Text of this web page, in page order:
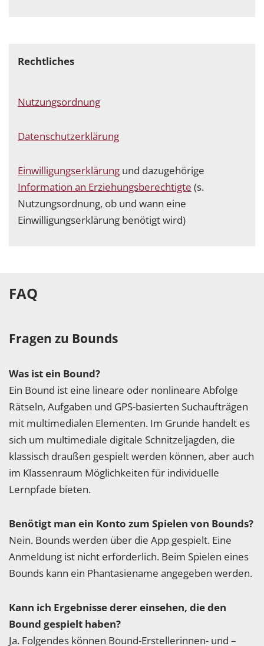
Rechtliches
Nutzungsordnung
Datenschutzerklärung
Einwilligungserklärung und dazugehörige
Information an Erziehungsberechtigte (s.
Nutzungsordnung, ob und wann eine
Einwilligungserklärung benötigt wird)
FAQ
Fragen zu Bounds
Was ist ein Bound?
Ein Bound ist eine lineare oder nonlineare Abfolge
Rätseln, Aufgaben und GPS-basierten Suchaufträgen
mit multimedialen Elementen. Im Grunde handelt es
sich um multimediale digitale Schnitzeljagden, die
klassisch draußen gespielt werden können, aber auch
im Klassenraum Möglichkeiten für individuelle
Lernpfade bieten.
Benötigt man ein Konto zum Spielen von Bounds?
Nein. Bounds werden über die App gespielt. Eine
Anmeldung ist nicht erforderlich. Beim Spielen eines
Bounds kann ein Phantasiename angegeben werden.
Kann ich Ergebnisse derer einsehen, die den
Bound gespielt haben?
Ja. Folgendes können Bound-Erstellerinnen- und –